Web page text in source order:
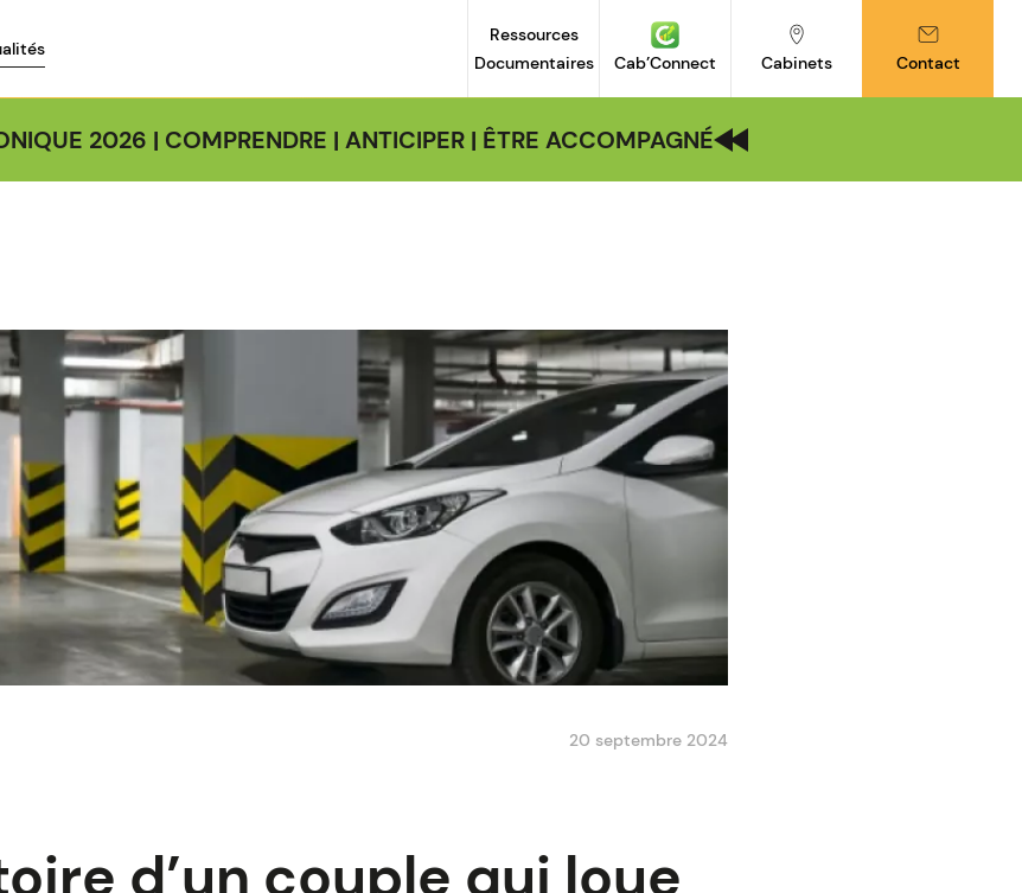
Ressources
Documentaires
Cab’Connect Cabinets Contact
2026 | COMPRENDRE | ANTICIPER | ÊTRE ACCOMPAGNÉ
20 septembre 2024
d’un couple qui loue